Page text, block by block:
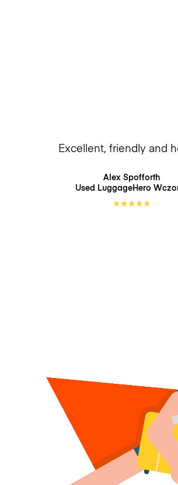
Excellent, friendly and
Alex Spofforth
Used LuggageHero
★★★★★